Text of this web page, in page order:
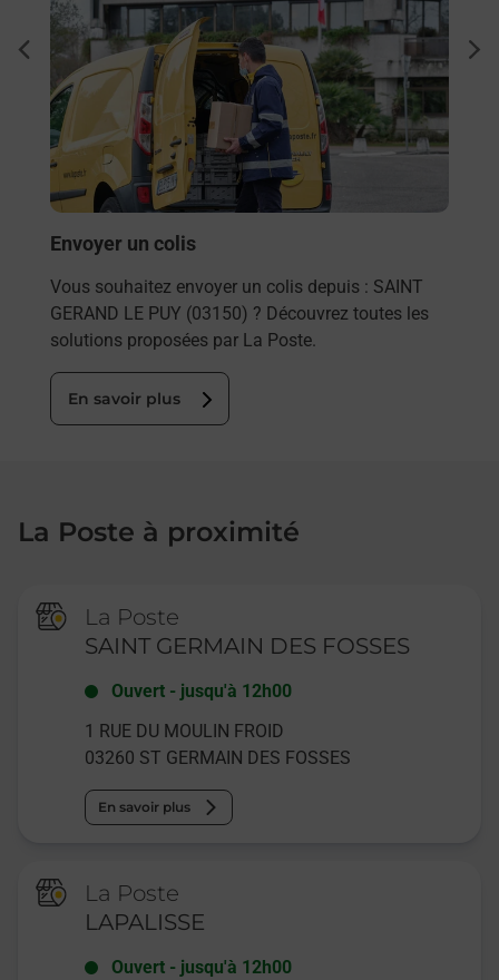
Envoyer un colis
Vous souhaitez envoyer un colis depuis : SAINT
GERAND LE PUY (03150) ? Découvrez toutes les
solutions proposées par La Poste.
En savoir plus
La Poste à proximité
La Poste
SAINT GERMAIN DES FOSSES
Ouvert - jusqu'à 12h00
1 RUE DU MOULIN FROID
03260 ST GERMAIN DES FOSSES
En savoir plus
La Poste
LAPALISSE
Ouvert - jusqu'à 12h00